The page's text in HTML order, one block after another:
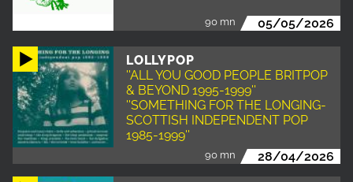
90 mn 05/05/2026
LOLLYPOP
''ALL YOU GOOD PEOPLE BRITPOP
& BEYOND 1995-1999''
''SOMETHING FOR THE LONGING-
SCOTTISH INDEPENDENT POP
1985-1999''
90 mn 28/04/2026